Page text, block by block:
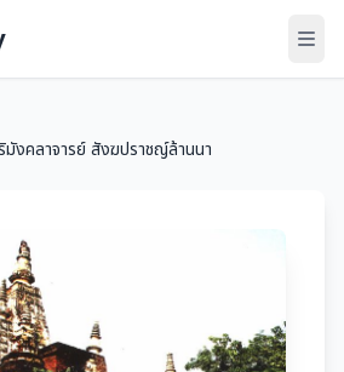
งคลาจารย์ สังฆปราชญ์ล้านนา